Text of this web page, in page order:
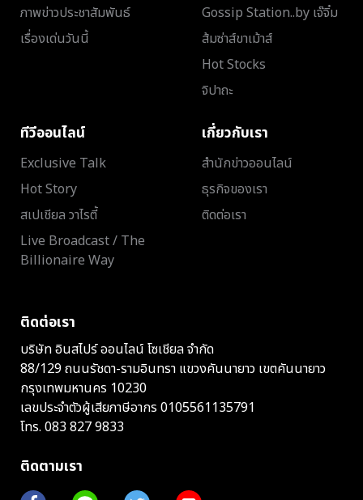
ภาพข่าวประชาสัมพันธ์
เรื่องเด่นวันนี้
Gossip Station..by เจ๊จิ๋ม
ส้มซ่าส์ขาเม้าส์
Hot Stocks
จิปาถะ
ทีวีออนไลน์
Exclusive Talk
Hot Story
สเปเชียล วาไรตี้
Live Broadcast / The
Billionaire Way
เกี่ยวกับเรา
สำนักข่าวออนไลน์
ธุรกิจของเรา
ติดต่อเรา
ติดต่อเรา
บริษัท อินสไปร์ ออนไลน์ โซเชียล จำกัด
88/129 ถนนรัชดา-รามอินทรา แขวงคันนายาว เขตคันนายาว
กรุงเทพมหานคร 10230
เลขประจำตัวผู้เสียภาษีอากร 0105561135791
โทร. 083 827 9833
ติดตามเรา